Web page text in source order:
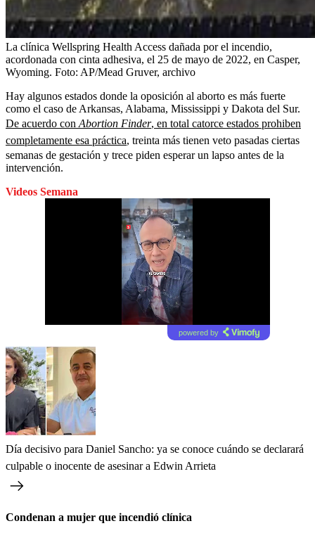
La clínica Wellspring Health Access dañada por el incendio,
acordonada con cinta adhesiva, el 25 de mayo de 2022, en Casper,
Wyoming. Foto: AP/Mead Gruver, archivo
Hay algunos estados donde la oposición al aborto es más fuerte
como el caso de Arkansas, Alabama, Mississippi y Dakota del Sur.
De acuerdo con Abortion Finder, en total catorce estados prohiben
completamente esa práctica, treinta más tienen veto pasadas ciertas
semanas de gestación y trece piden esperar un lapso antes de la
intervención.
Videos Semana
powered by
Día decisivo para Daniel Sancho: ya se conoce cuándo se declarará
culpable o inocente de asesinar a Edwin Arrieta
Condenan a mujer que incendió clínica